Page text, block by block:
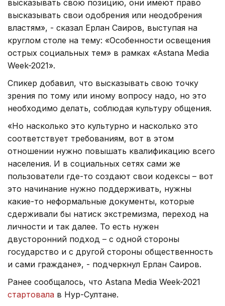
высказывать свою позицию, они имеют право
высказывать свои одобрения или неодобрения
властям», - сказал Ерлан Саиров, выступая на
круглом столе на тему: «Особенности освещения
острых социальных тем» в рамках «Astana Media
Week-2021».
Спикер добавил, что высказывать свою точку
зрения по тому или иному вопросу надо, но это
необходимо делать, соблюдая культуру общения.
«Но насколько это культурно и насколько это
соответствует требованиям, вот в этом
отношении нужно повышать квалификацию всего
населения. И в социальных сетях сами же
пользователи где-то создают свои кодексы – вот
это начинание нужно поддерживать, нужны
какие-то неформальные документы, которые
сдерживали бы натиск экстремизма, переход на
личности и так далее. То есть нужен
двусторонний подход – с одной стороны
государство и с другой стороны общественность
и сами граждане», - подчеркнул Ерлан Саиров.
Ранее сообщалось, что Astana Media Week-2021
стартовала в Нур-Султане.